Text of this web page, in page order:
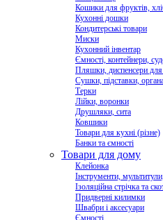
Кошики для фруктів,
Кухонні дошки
Кондитерські товари
Миски
Кухонний інвентар
Ємності, контейнери,
Пляшки, диспенсери для
Сушки, підставки,
Терки
Лійки, воронки
Друшляки, сита
Ковшики
Товари для кухні (різне)
Банки та ємності
Товари для дому
Клейонка
Інструменти,
Ізоляційна стрічка та
Придверні килимки
Швабри і аксесуари
Ємності